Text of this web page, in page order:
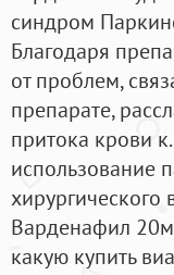
синдром
Благодаря
от проблем,
препарате,
притока крови
использование
Варденафил
какую купить